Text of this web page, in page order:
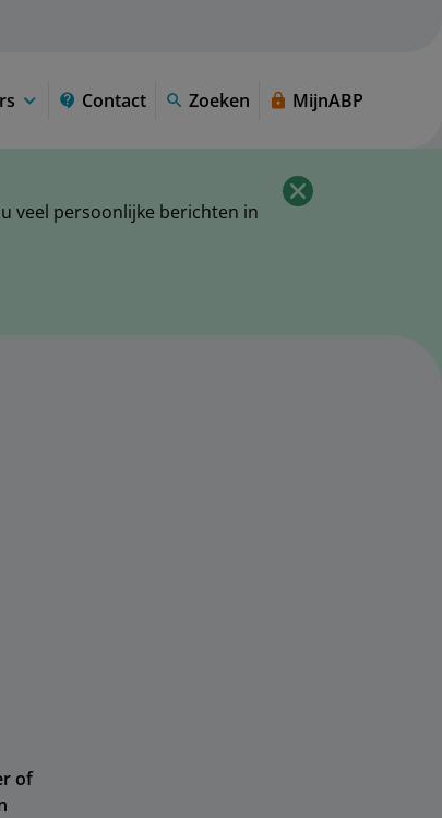
Contact Zoeken MijnABP
veel persoonlijke berichten in
of